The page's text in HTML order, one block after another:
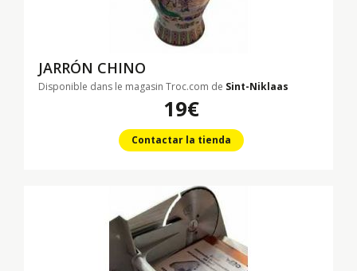
JARRÓN CHINO
Disponible dans le magasin Troc.com de Sint-Niklaas
19€
Contactar la tienda